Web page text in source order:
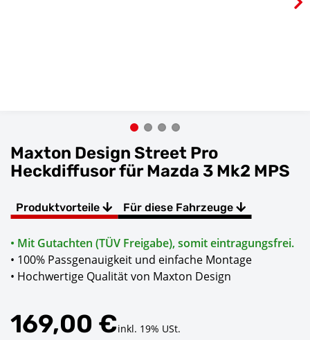
Maxton Design Street Pro
Heckdiffusor für Mazda 3 Mk2 MPS
Produktvorteile Für diese Fahrzeuge
• Mit Gutachten (TÜV Freigabe), somit eintragungsfrei.
• 100% Passgenauigkeit und einfache Montage
• Hochwertige Qualität von Maxton Design
169,00 €inkl. 19% USt.